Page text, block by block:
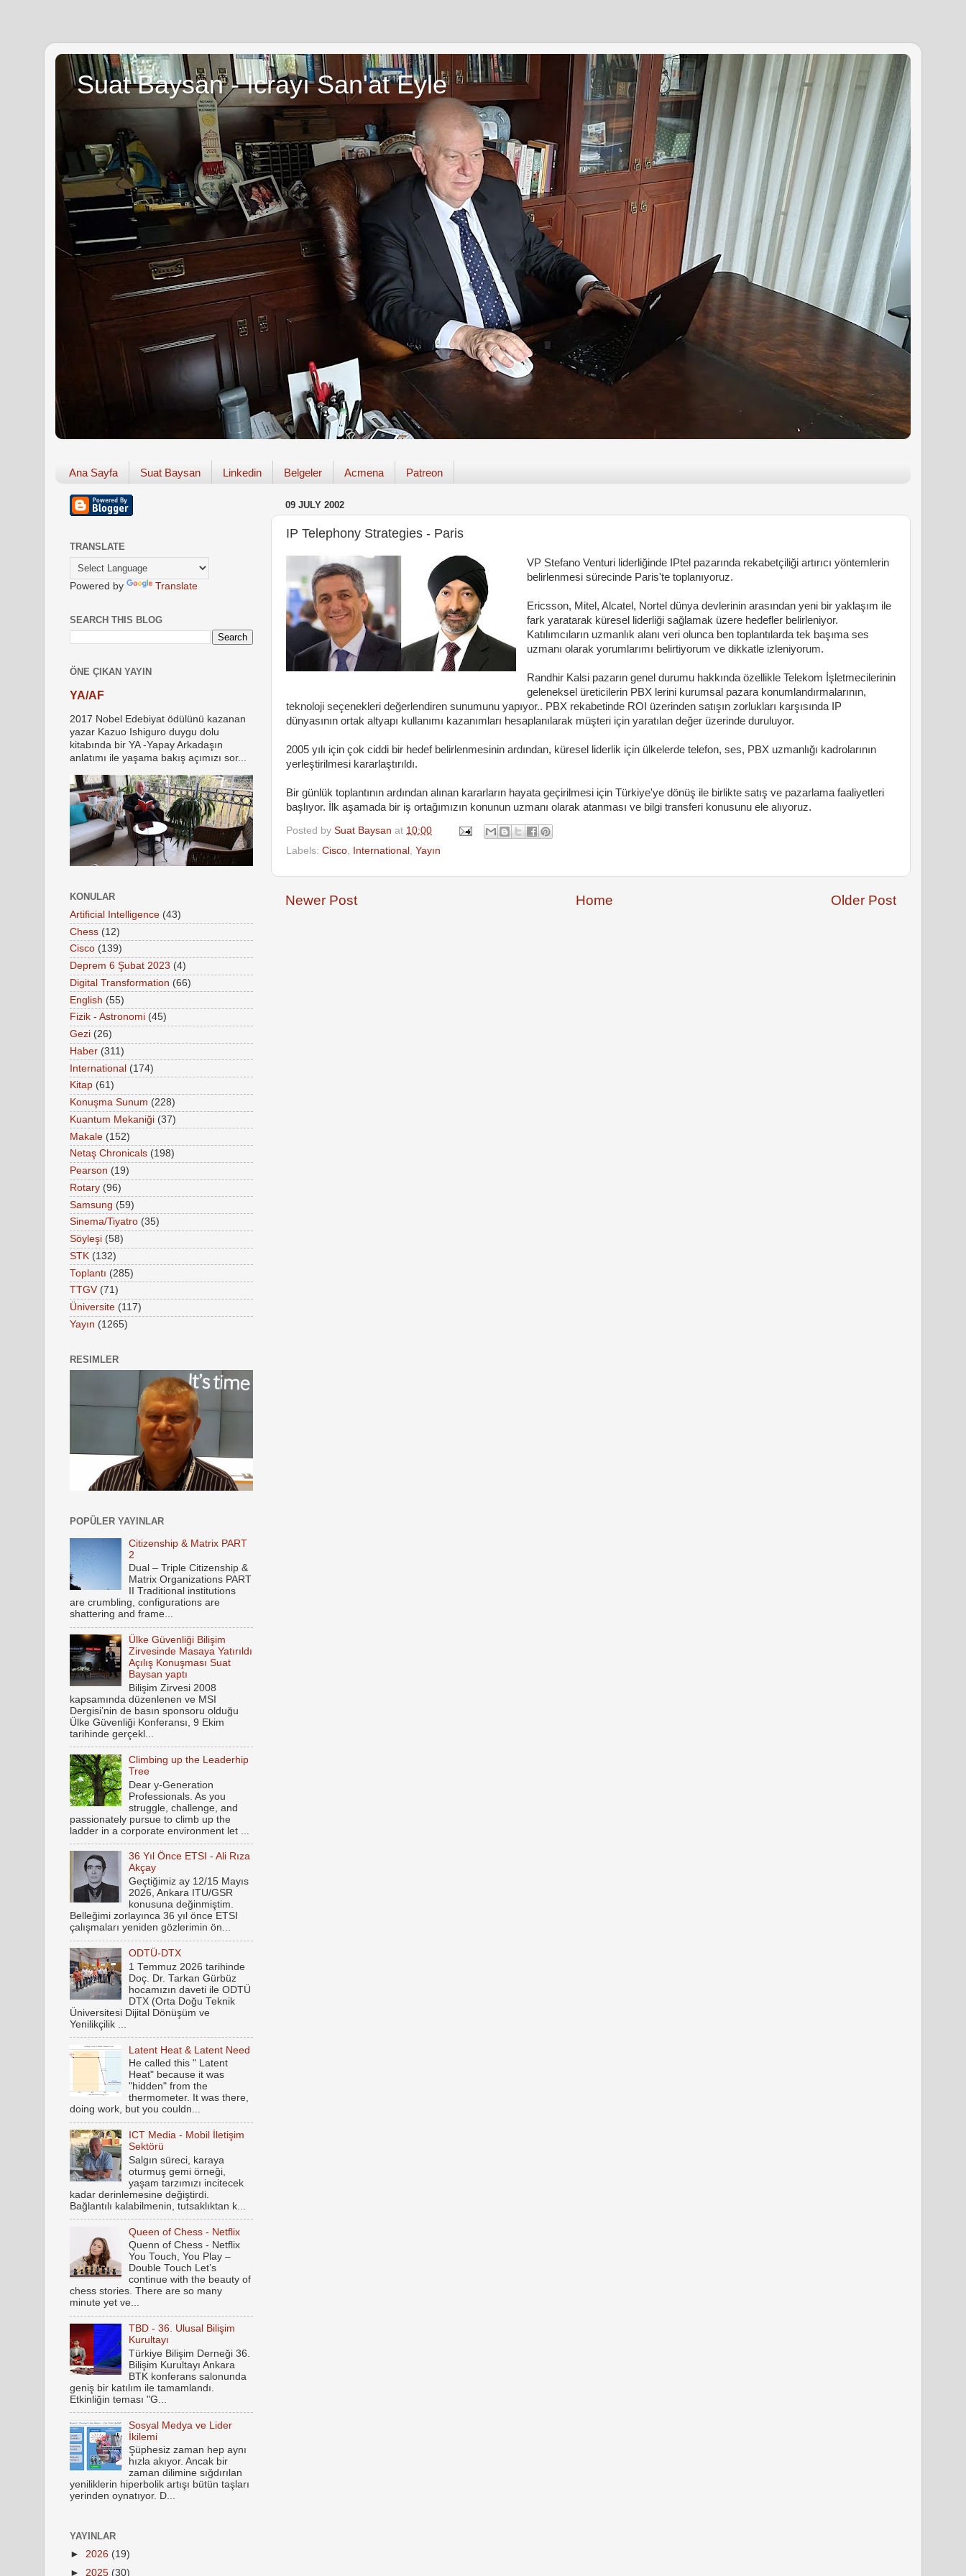
Suat Baysan - İcrayı San'at Eyle
Ana Sayfa Suat Baysan Linkedin Belgeler Acmena Patreon
09 JULY 2002
IP Telephony Strategies - Paris
VP Stefano Venturi liderliğinde IPtel pazarında rekabetçiliği artırıcı yöntemlerin
belirlenmesi sürecinde Paris'te toplanıyoruz.
Ericsson, Mitel, Alcatel, Nortel dünya devlerinin arasından yeni bir yaklaşım ile
fark yaratarak küresel liderliği sağlamak üzere hedefler belirleniyor.
Katılımcıların uzmanlık alanı veri olunca ben toplantılarda tek başıma ses
uzmanı olarak yorumlarımı belirtiyorum ve dikkatle izleniyorum.
Randhir Kalsi pazarın genel durumu hakkında özellikle Telekom İşletmecilerinin
geleneksel üreticilerin PBX lerini kurumsal pazara konumlandırmalarının,
teknoloji seçenekleri değerlendiren sunumunu yapıyor.. PBX rekabetinde ROI üzerinden satışın zorlukları karşısında IP
dünyasının ortak altyapı kullanımı kazanımları hesaplanılarak müşteri için yaratılan değer üzerinde duruluyor.
2005 yılı için çok ciddi bir hedef belirlenmesinin ardından, küresel liderlik için ülkelerde telefon, ses, PBX uzmanlığı kadrolarının
yerleştirilmesi kararlaştırıldı.
Bir günlük toplantının ardından alınan kararların hayata geçirilmesi için Türkiye'ye dönüş ile birlikte satış ve pazarlama faaliyetleri
başlıyor. İlk aşamada bir iş ortağımızın konunun uzmanı olarak atanması ve bilgi transferi konusunu ele alıyoruz.
Posted by Suat Baysan at 10:00
Labels: Cisco International Yayın
Newer Post Older Post
Home
TRANSLATE
Powered by Translate
SEARCH THIS BLOG
ÖNE ÇIKAN YAYIN
YA/AF
2017 Nobel Edebiyat ödülünü kazanan
yazar Kazuo Ishiguro duygu dolu
kitabında bir YA -Yapay Arkadaşın
anlatımı ile yaşama bakış açımızı sor...
KONULAR
Artificial Intelligence (43)
Chess (12)
Cisco (139)
Deprem 6 Şubat 2023 (4)
Digital Transformation (66)
English (55)
Fizik - Astronomi (45)
Gezi (26)
Haber (311)
International (174)
Kitap (61)
Konuşma Sunum (228)
Kuantum Mekaniği (37)
Makale (152)
Netaş Chronicals (198)
Pearson (19)
Rotary (96)
Samsung (59)
Sinema/Tiyatro (35)
Söyleşi (58)
STK (132)
Toplantı (285)
TTGV (71)
Üniversite (117)
Yayın (1265)
RESIMLER
POPÜLER YAYINLAR
Citizenship & Matrix PART
2
Dual – Triple Citizenship &
Matrix Organizations PART
II Traditional institutions
are crumbling, configurations are
shattering and frame...
Ülke Güvenliği Bilişim
Zirvesinde Masaya Yatırıldı
Açılış Konuşması Suat
Baysan yaptı
Bilişim Zirvesi 2008
kapsamında düzenlenen ve MSI
Dergisi’nin de basın sponsoru olduğu
Ülke Güvenliği Konferansı, 9 Ekim
tarihinde gerçekl...
Climbing up the Leaderhip
Tree
Dear y-Generation
Professionals. As you
struggle, challenge, and
passionately pursue to climb up the
ladder in a corporate environment let ...
36 Yıl Önce ETSI - Ali Rıza
Akçay
Geçtiğimiz ay 12/15 Mayıs
2026, Ankara ITU/GSR
konusuna değinmiştim.
Belleğimi zorlayınca 36 yıl önce ETSI
çalışmaları yeniden gözlerimin ön...
ODTÜ-DTX
1 Temmuz 2026 tarihinde
Doç. Dr. Tarkan Gürbüz
hocamızın daveti ile ODTÜ
DTX (Orta Doğu Teknik
Üniversitesi Dijital Dönüşüm ve
Yenilikçilik ...
Latent Heat & Latent Need
He called this " Latent
Heat" because it was
"hidden" from the
thermometer. It was there,
doing work, but you couldn...
ICT Media - Mobil İletişim
Sektörü
Salgın süreci, karaya
oturmuş gemi örneği,
yaşam tarzımızı incitecek
kadar derinlemesine değiştirdi.
Bağlantılı kalabilmenin, tutsaklıktan k...
Queen of Chess - Netflix
Quenn of Chess - Netflix
You Touch, You Play –
Double Touch Let’s
continue with the beauty of
chess stories. There are so many
minute yet ve...
TBD - 36. Ulusal Bilişim
Kurultayı
Türkiye Bilişim Derneği 36.
Bilişim Kurultayı Ankara
BTK konferans salonunda
geniş bir katılım ile tamamlandı.
Etkinliğin teması "G...
Sosyal Medya ve Lider
İkilemi
Şüphesiz zaman hep aynı
hızla akıyor. Ancak bir
zaman dilimine sığdırılan
yeniliklerin hiperbolik artışı bütün taşları
yerinden oynatıyor. D...
YAYINLAR
► 2026 (19)
► 2025 (30)